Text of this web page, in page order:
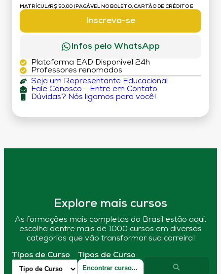
MATRÍCULA:R$ 50,00 (PAGÁVEL NO BOLETO, CARTÃO DE CRÉDITO E
Inscreva-se
Infos pelo WhatsApp
Plataforma EAD Disponível 24h
Professores renomados
Seja um Representante Educacional
Fale Conosco - Entre em Contato
Dúvidas? Nós ligamos para você!
Explore mais cursos
As formações mais completas do Brasil estão aqui,
escolha dentre mais de 1000 cursos em diversas
categorias que vão transformar sua carreira!
Tipos de Curso Tipos de Curso